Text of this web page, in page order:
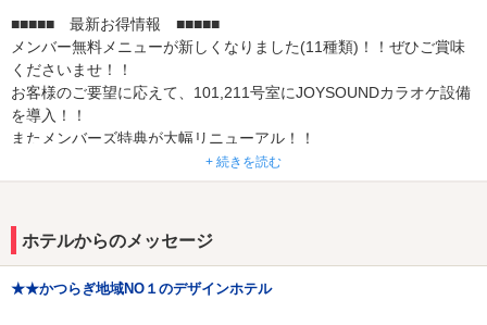
■■■■■ 最新お得情報 ■■■■■
メンバー無料メニューが新しくなりました(11種類)！！ぜひご賞味
くださいませ！！
お客様のご要望に応えて、101,211号室にJOYSOUNDカラオケ設備
を導入！！
またメンバーズ特典が大幅リニューアル！！
お昼12時までのチェックインで全室¥2,990均一
(4時間・平日税抜き）無料フードなどもついてくる！！
■■■■■ スペシャルイベント情報 ■■■■■
宿泊無料券やオールタイム半額券、
当たる、ガチャガチャ企画実施中！！
+ 続きを読む
ホテルからのメッセージ
★★かつらぎ地域NO１のデザインホテル